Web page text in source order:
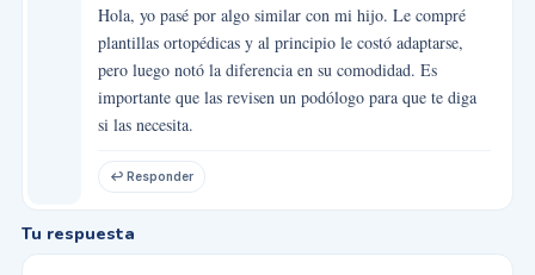
Hola, yo pasé por algo similar con mi hijo. Le compré
plantillas ortopédicas y al principio le costó adaptarse,
pero luego notó la diferencia en su comodidad. Es
importante que las revisen un podólogo para que te diga
si las necesita.
↩ Responder
Tu respuesta